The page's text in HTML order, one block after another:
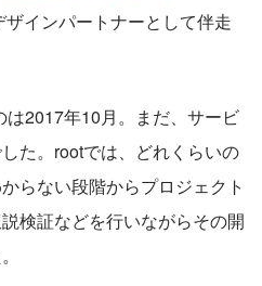
インパートナーとして伴走
2017年10月。まだ、サービ
た。rootでは、どれくらいの
らない段階からプロジェクト
検証などを行いながらその開